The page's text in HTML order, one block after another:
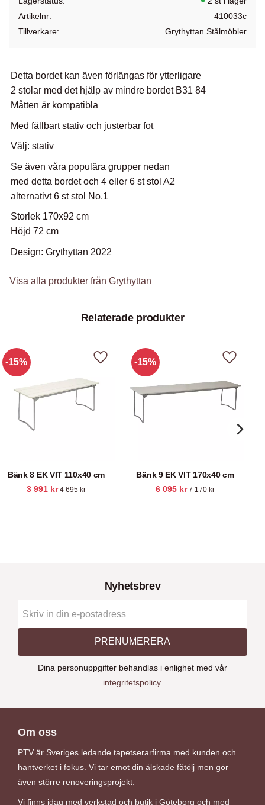
Artikelnr
410033c
Tillverkare
Grythyttan Stålmöbler
Detta bordet kan även förlängas för ytterligare
2 stolar med det hjälp av mindre bordet B31 84
Måtten är kompatibla
Med fällbart stativ och justerbar fot
Välj: stativ
Se även våra populära grupper nedan
med detta bordet och 4 eller 6 st stol A2
alternativt 6 st stol No.1
Storlek 170x92 cm
Höjd 72 cm
Design: Grythyttan 2022
Visa alla produkter från Grythyttan
Relaterade produkter
Bänk 8 EK VIT 110x40 cm
3 991kr 4 695kr
15% Lägg till i favoriter
Bänk 9 EK VIT 170x40 cm
6 095kr 7 170kr
15% Lägg till
Nyhetsbrev
PRENUMERERA
Dina personuppgifter behandlas i enlighet med vår
integritetspolicy.
Om oss
PTV är Sveriges ledande tapetserarfirma med kunden och
hantverket i fokus. Vi tar emot din älskade fåtölj men gör
även större renoveringsprojekt.
Vi finns idag med verkstad och butik i Göteborg och med